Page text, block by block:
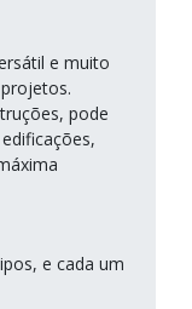
e muito
pode
e cada um